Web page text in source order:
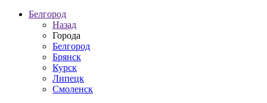
Белгород
Назад
Города
Белгород
Брянск
Курск
Липецк
Смоленск